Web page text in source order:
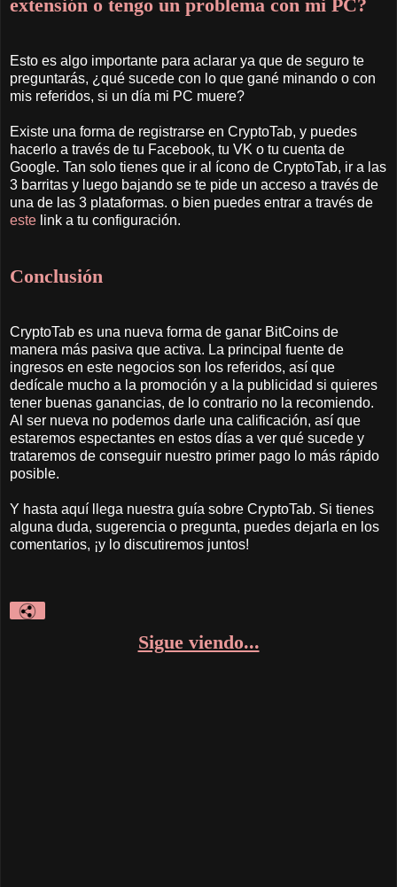
extensión o tengo un problema con mi PC?
Esto es algo importante para aclarar ya que de seguro te
preguntarás, ¿qué sucede con lo que gané minando o con
mis referidos, si un día mi PC muere?
Existe una forma de registrarse en CryptoTab, y puedes
hacerlo a través de tu Facebook, tu VK o tu cuenta de
Google. Tan solo tienes que ir al ícono de CryptoTab, ir a las
3 barritas y luego bajando se te pide un acceso a través de
una de las 3 plataformas. o bien puedes entrar a través de
este link a tu configuración.
Conclusión
CryptoTab es una nueva forma de ganar BitCoins de
manera más pasiva que activa. La principal fuente de
ingresos en este negocios son los referidos, así que
dedícale mucho a la promoción y a la publicidad si quieres
tener buenas ganancias, de lo contrario no la recomiendo.
Al ser nueva no podemos darle una calificación, así que
estaremos espectantes en estos días a ver qué sucede y
trataremos de conseguir nuestro primer pago lo más rápido
posible.
Y hasta aquí llega nuestra guía sobre CryptoTab. Si tienes
alguna duda, sugerencia o pregunta, puedes dejarla en los
comentarios, ¡y lo discutiremos juntos!
Sigue viendo...